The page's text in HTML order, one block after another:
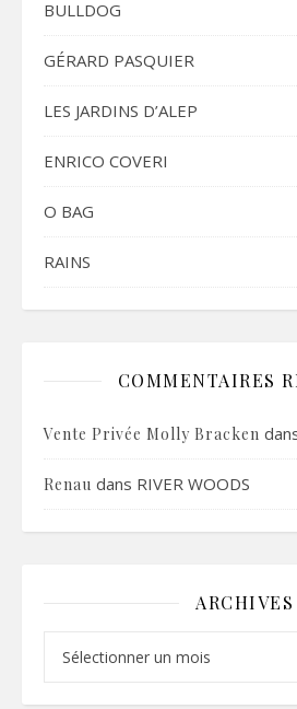
BULLDOG
GÉRARD PASQUIER
LES JARDINS D’ALEP
ENRICO COVERI
O BAG
RAINS
COMMENTAIRES
Vente Privée Molly Bracken
Renau dans RIVER WOODS
ARCHIVES